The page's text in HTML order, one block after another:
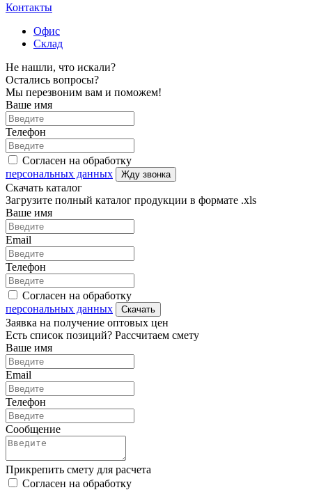
Контакты
Офис
Склад
Не нашли, что искали?
Остались вопросы?
Мы перезвоним вам и поможем!
Ваше имя
Телефон
Согласен на обработку
персональных данных
Жду звонка
Скачать каталог
Загрузите полный каталог продукции в формате .xls
Ваше имя
Email
Телефон
Согласен на обработку
персональных данных
Скачать
Заявка на получение оптовых цен
Есть список позиций? Рассчитаем смету
Ваше имя
Email
Телефон
Сообщение
Прикрепить смету для расчета
Согласен на обработку